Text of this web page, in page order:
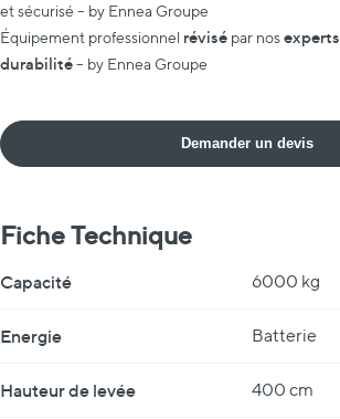
et sécurisé – by Ennea Groupe
Équipement professionnel révisé par nosexperts
durabilité– by Ennea Groupe
Demander un devis
Fiche Technique
Capacité 6000 kg
Energie Batterie
Hauteur de levée 400 cm